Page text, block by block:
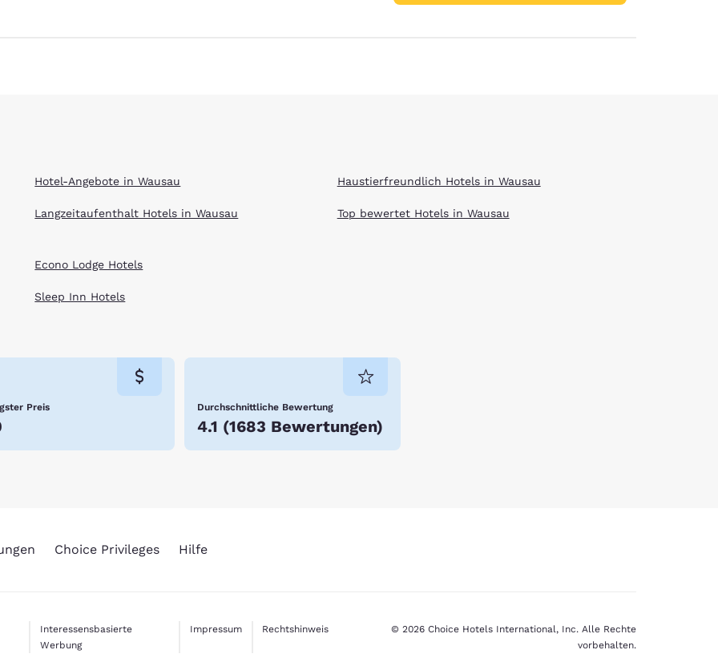
Hotel-Angebote in Wausau
Langzeitaufenthalt Hotels in Wausau
Haustierfreundlich Hotels in Wausau
Top bewertet Hotels in Wausau
Econo Lodge Hotels
Sleep Inn Hotels
Preis Durchschnittliche Bewertung
4.1 (1683 Bewertungen)
Choice Privileges Hilfe
Interessensbasierte
Werbung
Impressum Rechtshinweis
© 2026 Choice Hotels International, Inc. Alle Rechte
vorbehalten.